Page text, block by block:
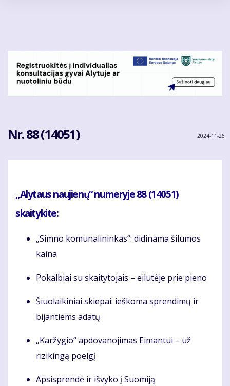
Nr. 88 (14051) 2024-11-26
„Alytaus naujienų“ numeryje 88 (14051)
skaitykite:
„Simno komunalininkas“: didinama šilumos
kaina
Pokalbiai su skaitytojais – eilutėje prie pieno
Šiuolaikiniai skiepai: ieškoma sprendimų ir
bijantiems adatų
„Karžygio“ apdovanojimas Eimantui – už
rizikingą poelgį
Apsisprendė ir išvyko į Suomiją